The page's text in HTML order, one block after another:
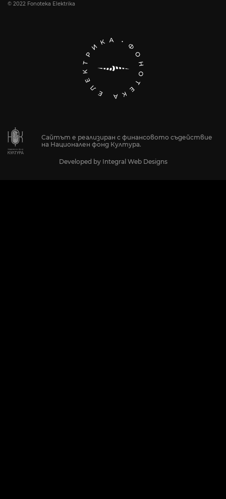
© 2022 Fonoteka Elektrika
Сайтът е реализиран с финансовото съдействие
на Национален фонд Култура.
Developed by Integral Web Designs